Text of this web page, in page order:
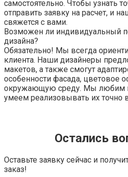
самостоятельно. Чтобы узнать
отправить заявку на расчет, и
свяжется с вами.
Возможен ли индивидуальный
дизайна?
Обязательно! Мы всегда
клиента. Наши дизайнеры
макетов, а также смогут
особенности фасада, цветовое
окружающую среду. Мы любим
умеем реализовывать их точно
Остались
Оставьте заявку сейчас и
заказ!